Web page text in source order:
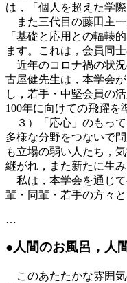
は，「個人を超えた学
また三代目の藤田主一
「基礎と応用との輻輳
ます。これは，会員同
近年のコロナ禍の状況
古屋健先生は，本学会
し，若手・中堅会員の
100年に向けての飛躍を
３）「応心」のもって
多様な分野をつないで
も立場の弱い人たち，
継がれ，また新たに生
私は，本学会を通じて
輩・同輩・若手の方々
…
●人間のお風呂，人
このあたたかな雰囲気